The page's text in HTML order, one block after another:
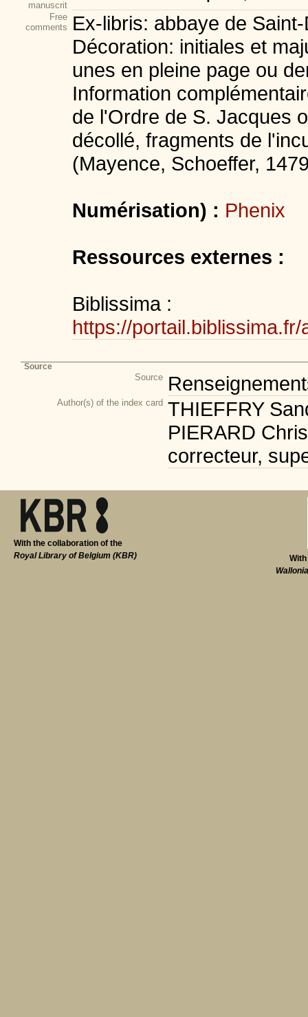
manuscrit
Free
comments
Ex-libris: abbaye de
Décoration: initiales et
unes en pleine page ou
Information
de l'Ordre de S. Jacques
décollé, fragments de
(Mayence, Schoeffer,
Numérisation) : Phenix
Ressources externes :
Biblissima :
https://
Source
Source
Author(s) of the index card THIEFFRY
PIERARD
correcteur,
With the collaboration of the
Royal Library of Belgium (KBR)